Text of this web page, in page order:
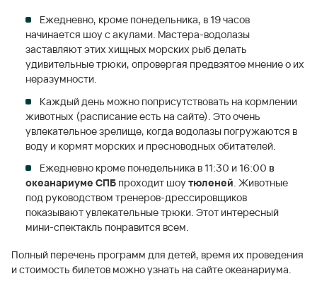
Ежедневно, кроме понедельника, в 19 часов
начинается шоу с акулами. Мастера-водолазы
заставляют этих хищных морских рыб делать
удивительные трюки, опровергая предвзятое мнение о их
неразумности.
Каждый день можно поприсутствовать на кормлении
животных (расписание есть на сайте). Это очень
увлекательное зрелище, когда водолазы погружаются в
воду и кормят морских и пресноводных обитателей.
Ежедневно кроме понедельника в 11:30 и 16:00 в
океанариуме СПБ проходит шоутюленей. Животные
под руководством тренеров-дрессировщиков
показывают увлекательные трюки. Этот интересный
мини-спектакль понравится всем.
Полный перечень программ для детей, время их проведения
и стоимость билетов можно узнать на сайте океанариума.